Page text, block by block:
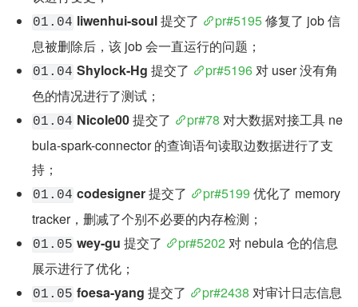
01.04 liwenhui-soul 提交了 pr#5195 修复了 job 信
息被删除后，该 job 会一直运行的问题；
01.04 Shylock-Hg 提交了 pr#5196 对 user 没有角
色的情况进行了测试；
01.04 Nicole00 提交了 pr#78 对大数据对接工具 ne
bula-spark-connector 的查询语句读取边数据进行了支
持；
01.04 codesigner 提交了 pr#5199 优化了 memory
tracker，删减了个别不必要的内存检测；
01.05 wey-gu 提交了 pr#5202 对 nebula 仓的信息
展示进行了优化；
01.05 foesa-yang 提交了 pr#2438 对审计日志信息